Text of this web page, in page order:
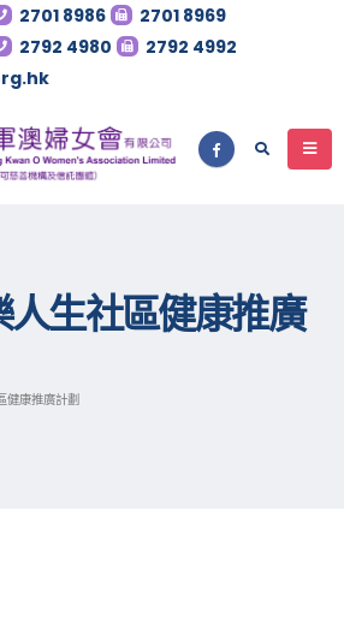
2701 8986
2701 8969
2792 4980
2792 4992
生社區健康推廣
健康推廣計劃